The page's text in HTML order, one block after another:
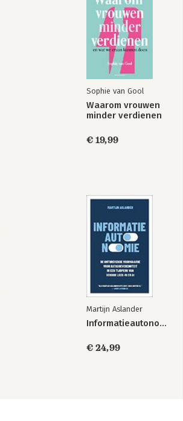
"Smart management balans tussen het
ontwikkelen van organisatie en individu"
"Smart resultaat- en functiegericht
"De waarde van onafhankelijkheid"
"Ik was niet van gisteren maar ben ik
Sophie van Gool
Waarom vrouwen
minder verdienen
€ 19,99
Martijn Aslander
Informatieautonomie
€ 24,99